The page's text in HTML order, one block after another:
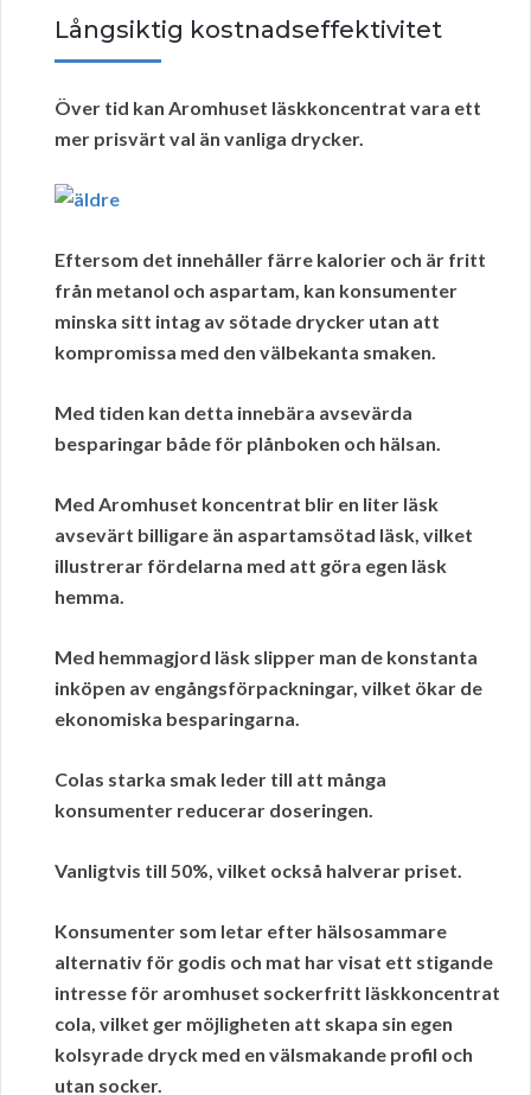
Långsiktig kostnadseffektivitet
Över tid kan Aromhuset läskkoncentrat vara ett
mer prisvärt val än vanliga drycker.
Eftersom det innehåller färre kalorier och är fritt
från metanol och aspartam, kan konsumenter
minska sitt intag av sötade drycker utan att
kompromissa med den välbekanta smaken.
Med tiden kan detta innebära avsevärda
besparingar både för plånboken och hälsan.
Med Aromhuset koncentrat blir en liter läsk
avsevärt billigare än aspartamsötad läsk, vilket
illustrerar fördelarna med att göra egen läsk
hemma.
Med hemmagjord läsk slipper man de konstanta
inköpen av engångsförpackningar, vilket ökar de
ekonomiska besparingarna.
Colas starka smak leder till att många
konsumenter reducerar doseringen.
Vanligtvis till 50%, vilket också halverar priset.
Konsumenter som letar efter hälsosammare
alternativ för godis och mat har visat ett stigande
intresse för aromhuset sockerfritt läskkoncentrat
cola, vilket ger möjligheten att skapa sin egen
kolsyrade dryck med en välsmakande profil och
utan socker.